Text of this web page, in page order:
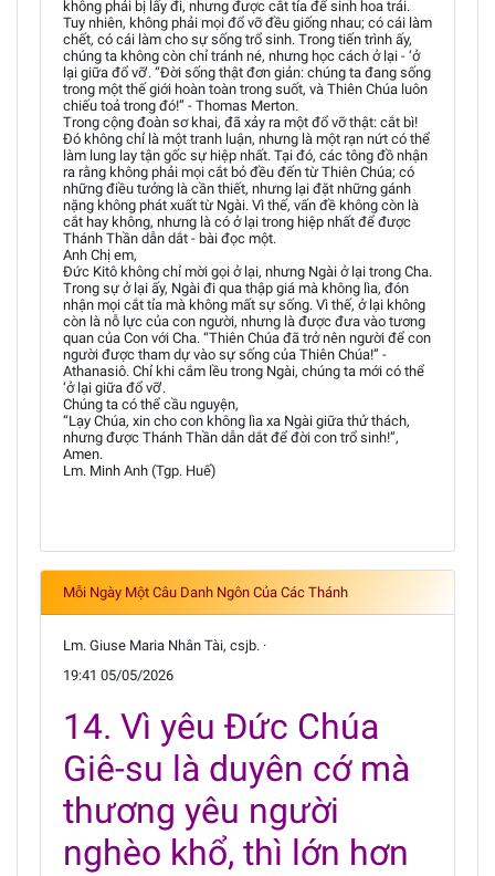
không phải bị lấy đi, nhưng được cắt tỉa để sinh hoa trái.
Tuy nhiên, không phải mọi đổ vỡ đều giống nhau; có cái làm
chết, có cái làm cho sự sống trổ sinh. Trong tiến trình ấy,
chúng ta không còn chỉ tránh né, nhưng học cách ở lại - ‘ở
lại giữa đổ vỡ’. “Đời sống thật đơn giản: chúng ta đang sống
trong một thế giới hoàn toàn trong suốt, và Thiên Chúa luôn
chiếu toả trong đó!” - Thomas Merton.
Trong cộng đoàn sơ khai, đã xảy ra một đổ vỡ thật: cắt bì!
Đó không chỉ là một tranh luận, nhưng là một rạn nứt có thể
làm lung lay tận gốc sự hiệp nhất. Tại đó, các tông đồ nhận
ra rằng không phải mọi cắt bỏ đều đến từ Thiên Chúa; có
những điều tưởng là cần thiết, nhưng lại đặt những gánh
nặng không phát xuất từ Ngài. Vì thế, vấn đề không còn là
cắt hay không, nhưng là có ở lại trong hiệp nhất để được
Thánh Thần dẫn dắt - bài đọc một.
Anh Chị em,
Đức Kitô không chỉ mời gọi ở lại, nhưng Ngài ở lại trong Cha.
Trong sự ở lại ấy, Ngài đi qua thập giá mà không lìa, đón
nhận mọi cắt tỉa mà không mất sự sống. Vì thế, ở lại không
còn là nỗ lực của con người, nhưng là được đưa vào tương
quan của Con với Cha. “Thiên Chúa đã trở nên người để con
người được tham dự vào sự sống của Thiên Chúa!” -
Athanasiô. Chỉ khi cắm lều trong Ngài, chúng ta mới có thể
‘ở lại giữa đổ vỡ’.
Chúng ta có thể cầu nguyện,
“Lạy Chúa, xin cho con không lìa xa Ngài giữa thử thách,
nhưng được Thánh Thần dẫn dắt để đời con trổ sinh!”,
Amen.
Lm. Minh Anh (Tgp. Huế)
Mỗi Ngày Một Câu Danh Ngôn Của Các Thánh
Lm. Giuse Maria Nhân Tài, csjb. ·
19:41 05/05/2026
14. Vì yêu Đức Chúa
Giê-su là duyên cớ mà
thương yêu người
nghèo khổ, thì lớn hơn